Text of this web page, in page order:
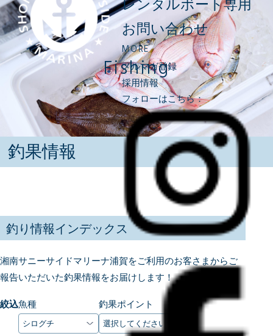
レンタルボート専用
お問い合わせ
MORE
メルマガ登録
採用情報
フォローはこちら：
Fishing
釣果情報
釣り情報インデックス
湘南サニーサイドマリーナ浦賀をご利用のお客さまからご
報告いただいた釣果情報をお届けします！
絞込魚種 釣果ポイント